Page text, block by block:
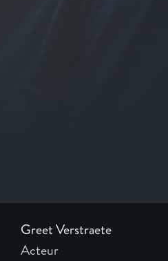
Greet Verstraete
Acteur